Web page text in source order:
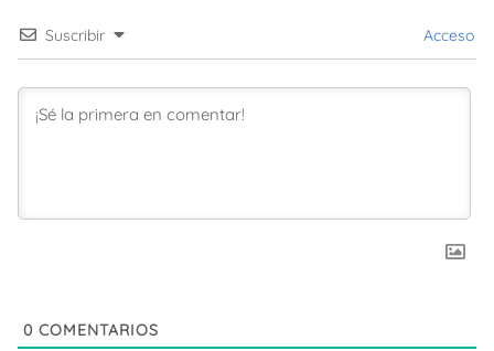
Suscribir Acceso
0 COMENTARIOS